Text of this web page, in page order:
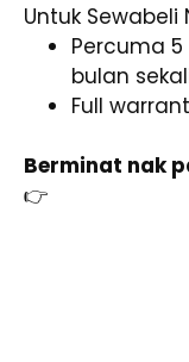
Untuk
Percuma
bulan
Full
Berminat nak
👉